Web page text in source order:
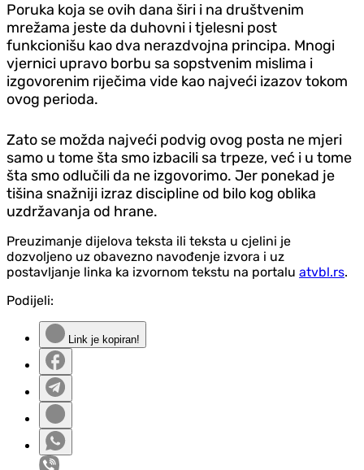
Poruka koja se ovih dana širi i na društvenim
mrežama jeste da duhovni i tjelesni post
funkcionišu kao dva nerazdvojna principa. Mnogi
vjernici upravo borbu sa sopstvenim mislima i
izgovorenim riječima vide kao najveći izazov tokom
ovog perioda.
Zato se možda najveći podvig ovog posta ne mjeri
samo u tome šta smo izbacili sa trpeze, već i u tome
šta smo odlučili da ne izgovorimo. Jer ponekad je
tišina snažniji izraz discipline od bilo kog oblika
uzdržavanja od hrane.
Preuzimanje dijelova teksta ili teksta u cjelini je
dozvoljeno uz obavezno navođenje izvora i uz
postavljanje linka ka izvornom tekstu na portalu atvbl.rs.
Podijeli:
Link je kopiran!